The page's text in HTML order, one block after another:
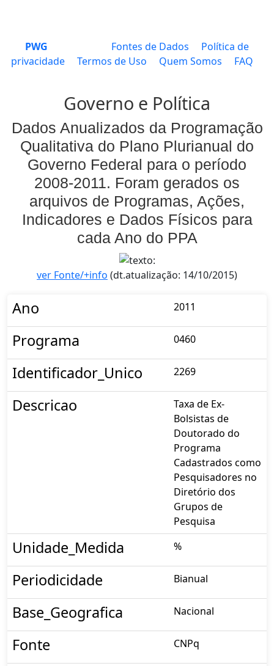
PWG Fontes de Dados
Política de
privacidade
Termos de Uso Quem Somos FAQ
Governo e Política
Dados Anualizados da Programação
Qualitativa do Plano Plurianual do
Governo Federal para o período
2008-2011. Foram gerados os
arquivos de Programas, Ações,
Indicadores e Dados Físicos para
cada Ano do PPA
ver Fonte/+info (dt.atualização: 14/10/2015)
Ano 2011
Programa 0460
Identificador_Unico 2269
Descricao
Taxa de Ex-
Bolsistas de
Doutorado do
Programa
Cadastrados como
Pesquisadores no
Diretório dos
Grupos de
Pesquisa
Unidade_Medida %
Periodicidade Bianual
Base_Geografica Nacional
Fonte CNPq